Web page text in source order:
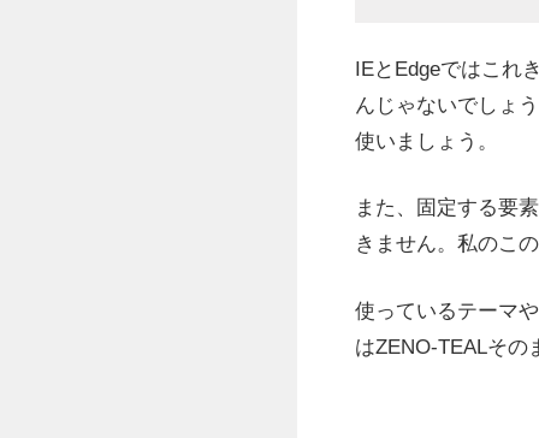
IEとEdgeではこれ
んじゃないでしょ
使いましょう。
また、固定する要
きません。私のこ
使っているテーマ
はZENO-TEALその